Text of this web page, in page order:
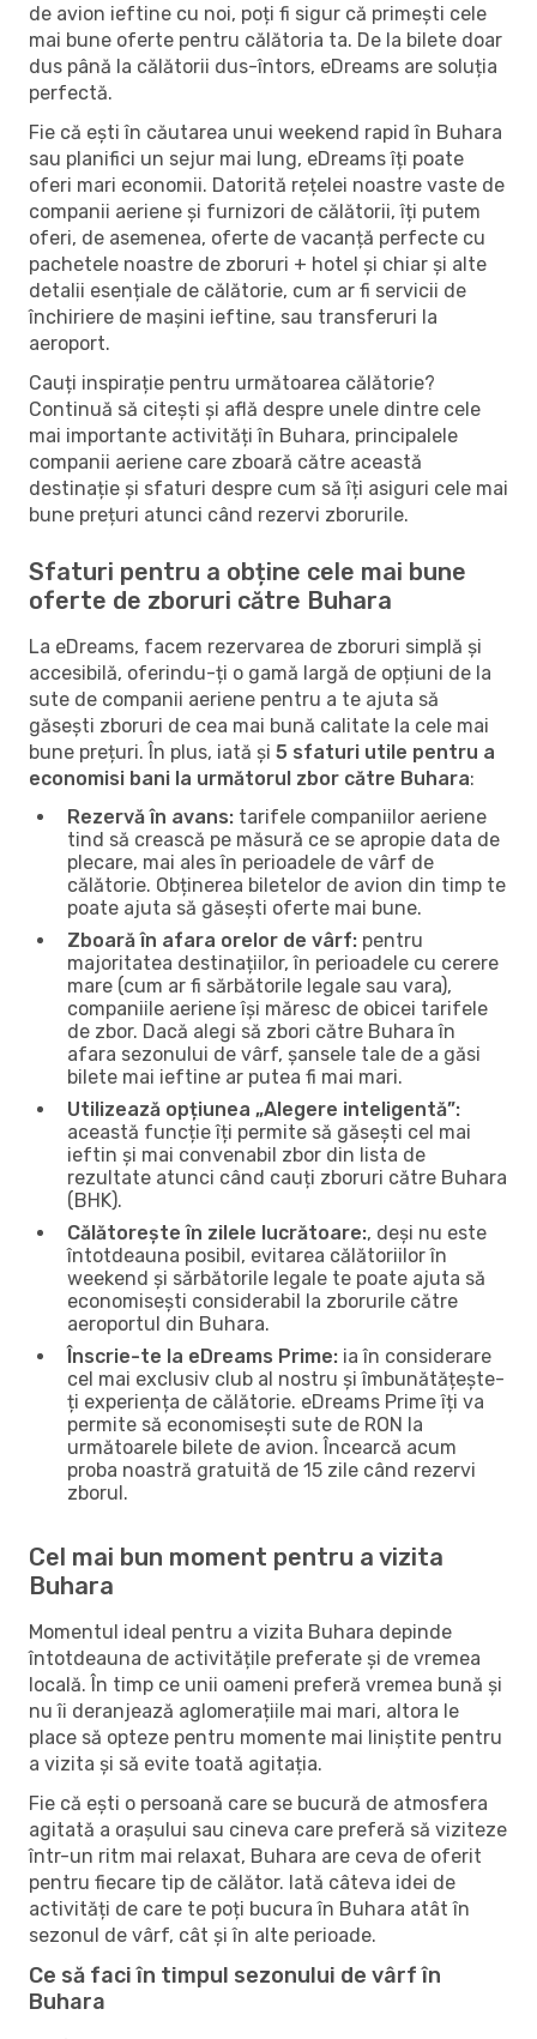
de avion ieftine cu noi, poți fi sigur că primești cele
mai bune oferte pentru călătoria ta. De la bilete doar
dus până la călătorii dus-întors, eDreams are soluția
perfectă.
Fie că ești în căutarea unui weekend rapid în Buhara
sau planifici un sejur mai lung, eDreams îți poate
oferi mari economii. Datorită rețelei noastre vaste de
companii aeriene și furnizori de călătorii, îți putem
oferi, de asemenea, oferte de vacanță perfecte cu
pachetele noastre de zboruri + hotel și chiar și alte
detalii esențiale de călătorie, cum ar fi servicii de
închiriere de mașini ieftine, sau transferuri la
aeroport.
Cauți inspirație pentru următoarea călătorie?
Continuă să citești și află despre unele dintre cele
mai importante activități în Buhara, principalele
companii aeriene care zboară către această
destinație și sfaturi despre cum să îți asiguri cele mai
bune prețuri atunci când rezervi zborurile.
Sfaturi pentru a obține cele mai bune
oferte de zboruri către Buhara
La eDreams, facem rezervarea de zboruri simplă și
accesibilă, oferindu-ți o gamă largă de opțiuni de la
sute de companii aeriene pentru a te ajuta să
găsești zboruri de cea mai bună calitate la cele mai
bune prețuri. În plus, iată și 5 sfaturi utile pentru a
economisi bani la următorul zbor către Buhara:
Rezervă în avans: tarifele companiilor aeriene
tind să crească pe măsură ce se apropie data de
plecare, mai ales în perioadele de vârf de
călătorie. Obținerea biletelor de avion din timp te
poate ajuta să găsești oferte mai bune.
Zboară în afara orelor de vârf: pentru
majoritatea destinațiilor, în perioadele cu cerere
mare (cum ar fi sărbătorile legale sau vara),
companiile aeriene își măresc de obicei tarifele
de zbor. Dacă alegi să zbori către Buhara în
afara sezonului de vârf, șansele tale de a găsi
bilete mai ieftine ar putea fi mai mari.
Utilizează opțiunea „Alegere inteligentă”:
această funcție îți permite să găsești cel mai
ieftin și mai convenabil zbor din lista de
rezultate atunci când cauți zboruri către Buhara
(BHK).
Călătorește în zilele lucrătoare:, deși nu este
întotdeauna posibil, evitarea călătoriilor în
weekend și sărbătorile legale te poate ajuta să
economisești considerabil la zborurile către
aeroportul din Buhara.
Înscrie-te la eDreams Prime: ia în considerare
cel mai exclusiv club al nostru și îmbunătățește-
ți experiența de călătorie. eDreams Prime îți va
permite să economisești sute de RON la
următoarele bilete de avion. Încearcă acum
proba noastră gratuită de 15 zile când rezervi
zborul.
Cel mai bun moment pentru a vizita
Buhara
Momentul ideal pentru a vizita Buhara depinde
întotdeauna de activitățile preferate și de vremea
locală. În timp ce unii oameni preferă vremea bună și
nu îi deranjează aglomerațiile mai mari, altora le
place să opteze pentru momente mai liniștite pentru
a vizita și să evite toată agitația.
Fie că ești o persoană care se bucură de atmosfera
agitată a orașului sau cineva care preferă să viziteze
într-un ritm mai relaxat, Buhara are ceva de oferit
pentru fiecare tip de călător. Iată câteva idei de
activități de care te poți bucura în Buhara atât în ​​
sezonul de vârf, cât și în alte perioade.
Ce să faci în timpul sezonului de vârf în
Buhara